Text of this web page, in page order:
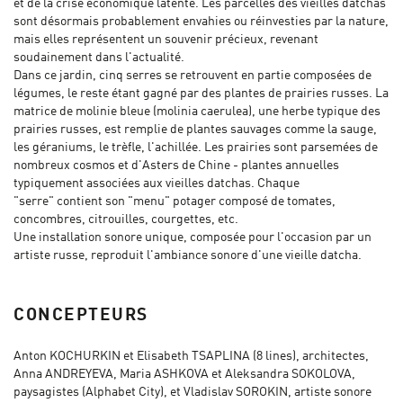
et de la crise économique latente. Les parcelles des vieilles datchas
sont désormais probablement envahies ou réinvesties par la nature,
mais elles représentent un souvenir précieux, revenant
soudainement dans l'actualité.
Dans ce jardin, cinq serres se retrouvent en partie composées de
légumes, le reste étant gagné par des plantes de prairies russes. La
matrice de molinie bleue (molinia caerulea), une herbe typique des
prairies russes, est remplie de plantes sauvages comme la sauge,
les géraniums, le trèfle, l'achillée. Les prairies sont parsemées de
nombreux cosmos et d'Asters de Chine - plantes annuelles
typiquement associées aux vieilles datchas. Chaque
"serre" contient son "menu" potager composé de tomates,
concombres, citrouilles, courgettes, etc.
Une installation sonore unique, composée pour l'occasion par un
artiste russe, reproduit l'ambiance sonore d'une vieille datcha.
CONCEPTEURS
Anton KOCHURKIN et Elisabeth TSAPLINA (8 lines), architectes,
Anna ANDREYEVA, Maria ASHKOVA et Aleksandra SOKOLOVA,
paysagistes (Alphabet City), et Vladislav SOROKIN, artiste sonore